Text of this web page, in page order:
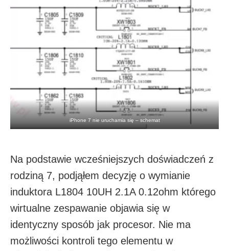
iPhone 7 nie uruchamia się – schemat
Na podstawie wcześniejszych doświadczeń z
rodziną 7, podjąłem decyzję o wymianie
induktora L1804 10UH 2.1A 0.12ohm którego
wirtualne zespawanie objawia się w
identyczny sposób jak procesor. Nie ma
możliwości kontroli tego elementu w